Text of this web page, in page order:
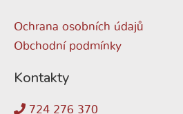
Ochrana osobních údajů
Obchodní podmínky
Kontakty
724 276 370